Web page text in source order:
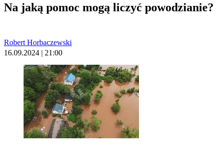
Na jaką pomoc mogą liczyć powodzianie?
Robert Horbaczewski
16.09.2024 | 21:00